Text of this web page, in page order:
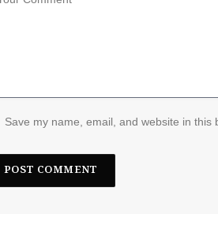
Save my name, email, and website in this